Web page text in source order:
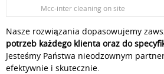
Mcc-inter cleaning on site
Nasze rozwiązania dopasowujemy
potrzeb każdego klienta oraz do
Jesteśmy Państwa nieodzownym
efektywnie i skutecznie.